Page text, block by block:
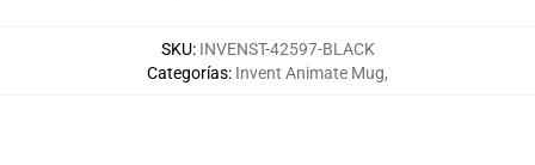
SKU: INVENST-42597-BLACK
Categorías: Invent Animate Mug,